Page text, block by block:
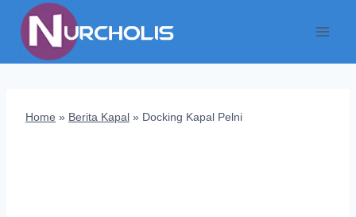
content
Home » Berita Kapal » Docking Kapal Pelni